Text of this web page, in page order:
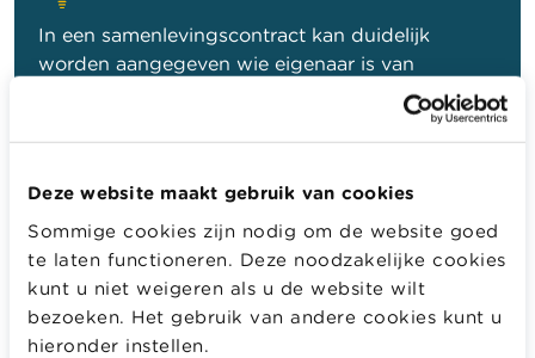
Deze website maakt gebruik van cookies
Sommige cookies zijn nodig om de website goed
te laten functioneren. Deze noodzakelijke cookies
kunt u niet weigeren als u de website wilt
bezoeken. Het gebruik van andere cookies kunt u
hieronder instellen.
In een samenlevingscontract kan duidelijk
worden aangegeven wie eigenaar is van
bepaalde goederen en wie specifieke schulden
GERELATEERDE INHOUD
Waar kan je hulp vinden als je schulden hebt?